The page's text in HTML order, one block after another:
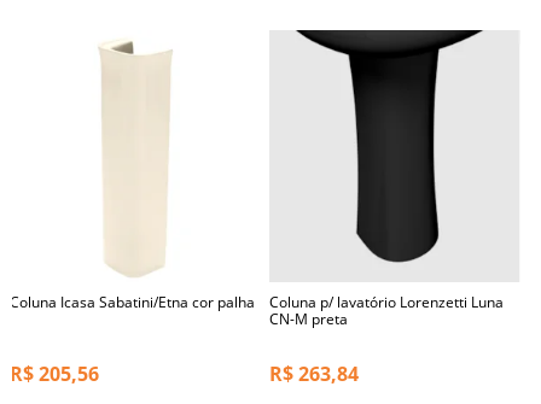
Coluna Icasa Sabatini/Etna cor palha
R$205,56
Coluna p/ lavatório Lorenzetti Luna
CN-M preta
R$263,84